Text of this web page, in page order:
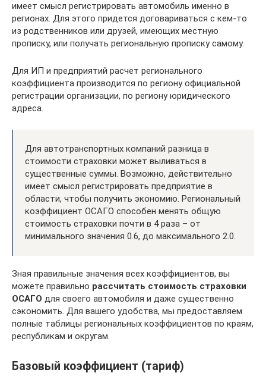
имеет смысл регистрировать автомобиль именно в
регионах. Для этого придется договариваться с кем-то
из родственников или друзей, имеющих местную
прописку, или получать региональную прописку самому.
Для ИП и предприятий расчет регионального
коэффициента производится по региону официальной
регистрации организации, по региону юридического
адреса.
Для автотранспортных компаний разница в
стоимости страховки может выливаться в
существенные суммы. Возможно, действительно
имеет смысл регистрировать предприятие в
области, чтобы получить экономию. Региональный
коэффициент ОСАГО способен менять общую
стоимость страховки почти в 4 раза – от
минимального значения 0.6, до максимального 2.0.
Зная правильные значения всех коэффициентов, вы
можете правильно рассчитать стоимость страховки
ОСАГО для своего автомобиля и даже существенно
сэкономить. Для вашего удобства, мы предоставляем
полные таблицы региональных коэффициентов по краям,
республикам и округам.
Базовый коэффициент (тариф)